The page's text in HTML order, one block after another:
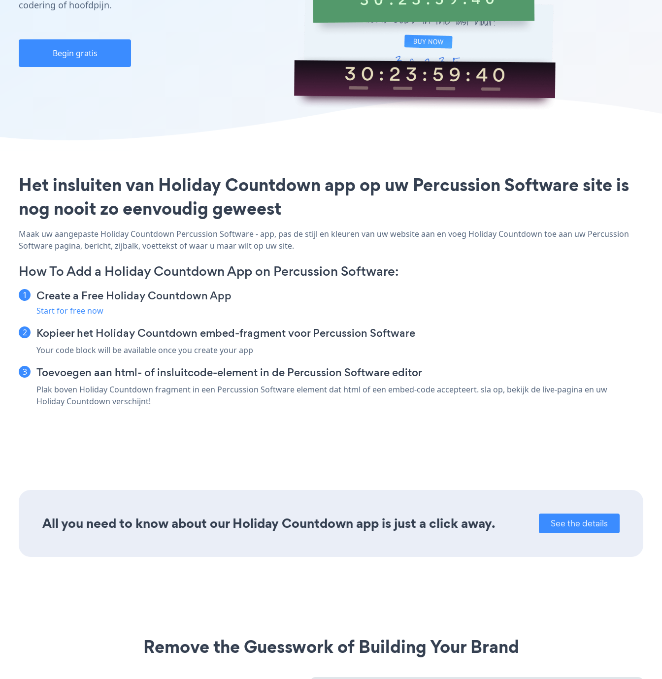
codering of hoofdpijn.
Begin gratis
Het insluiten van Holiday Countdown app op uw Percussion Software site is
nog nooit zo eenvoudig geweest
Maak uw aangepaste Holiday Countdown Percussion Software - app, pas de stijl en kleuren van uw website aan en voeg Holiday Countdown toe aan uw Percussion
Software pagina, bericht, zijbalk, voettekst of waar u maar wilt op uw site.
How To Add a Holiday Countdown App on Percussion Software:
Create a Free Holiday Countdown App
Start for free now
Kopieer het Holiday Countdown embed-fragment voor Percussion Software
Your code block will be available once you create your app
Toevoegen aan html- of insluitcode-element in de Percussion Software editor
Plak boven Holiday Countdown fragment in een Percussion Software element dat html of een embed-code accepteert. sla op, bekijk de live-pagina en uw
Holiday Countdown verschijnt!
All you need to know about our Holiday Countdown app is just a click away. See the details
Remove the Guesswork of Building Your Brand